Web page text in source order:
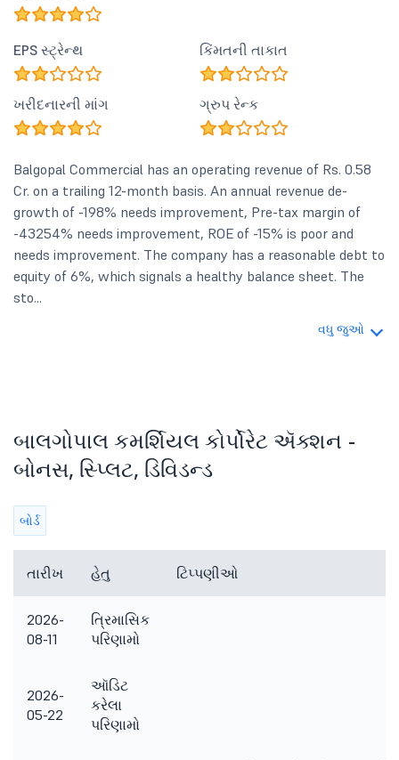
EPS સ્ટ્રેન્થ કિંમતની તાકાત
ખરીદનારની માંગ ગ્રુપ રેન્ક
Balgopal Commercial has an operating revenue of Rs. 0.58
Cr. on a trailing 12-month basis. An annual revenue de-
growth of -198% needs improvement, Pre-tax margin of
-43254% needs improvement, ROE of -15% is poor and
needs improvement. The company has a reasonable debt to
equity of 6%, which signals a healthy balance sheet. The
sto...
વધુ જુઓ
બાલગોપાલ કમર્શિયલ કોર્પોરેટ ઍક્શન -
બોનસ, સ્પ્લિટ, ડિવિડન્ડ
બોર્ડ
તારીખ હેતુ ટિપ્પણીઓ
2026-
08-11
ત્રિમાસિક
પરિણામો
2026-
05-22
ઑડિટ
કરેલા
પરિણામો